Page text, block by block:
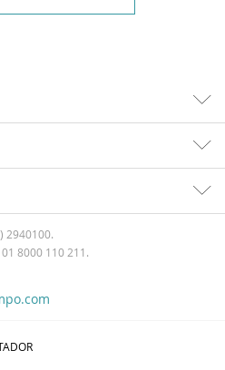
2940100.
8000 110 211.